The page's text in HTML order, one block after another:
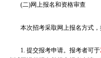
(二)网上报名和资格审查
本次招考采取网上报名方式，
1. 提交报考申请。报考者可于